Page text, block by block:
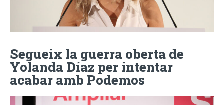
Segueix la guerra oberta de
Yolanda Díaz per intentar
acabar amb Podemos